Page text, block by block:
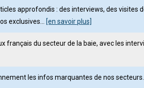
approfondis : des interviews, des visites
exclusives…
[en savoir plus]
français du secteur de la baie, avec les
les infos marquantes de nos secteurs.